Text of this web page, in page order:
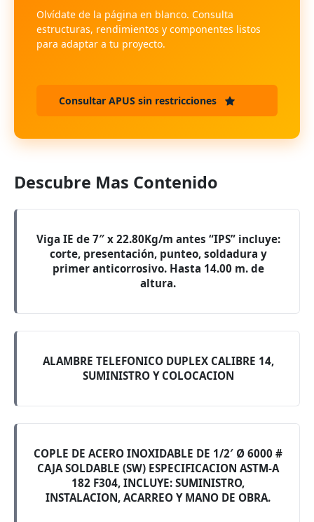
Olvídate de la página en blanco. Consulta
estructuras, rendimientos y componentes listos
para adaptar a tu proyecto.
Consultar APUS sin restricciones
Descubre Mas Contenido
Viga IE de 7″ x 22.80Kg/m antes “IPS” incluye:
corte, presentación, punteo, soldadura y
primer anticorrosivo. Hasta 14.00 m. de
altura.
ALAMBRE TELEFONICO DUPLEX CALIBRE 14,
SUMINISTRO Y COLOCACION
COPLE DE ACERO INOXIDABLE DE 1/2′ Ø 6000 #
CAJA SOLDABLE (SW) ESPECIFICACION ASTM-A
182 F304, INCLUYE: SUMINISTRO,
INSTALACION, ACARREO Y MANO DE OBRA.